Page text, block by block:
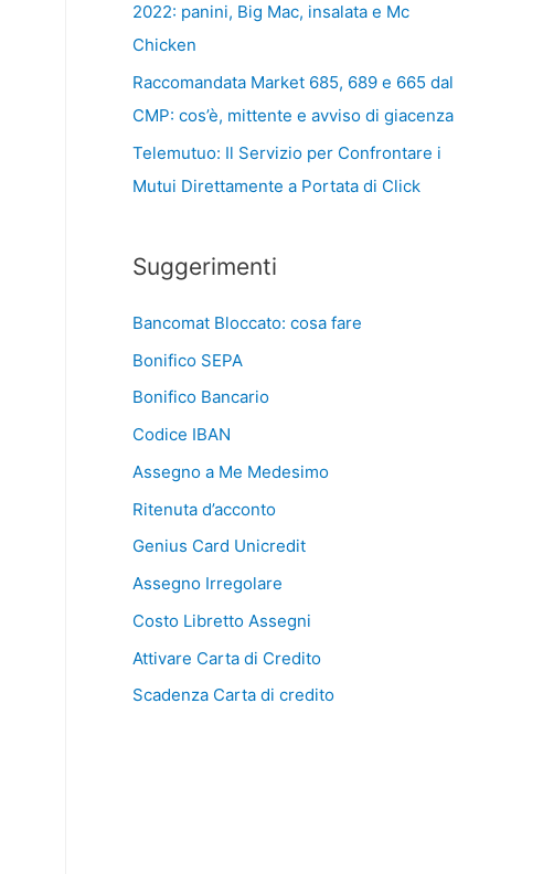
2022: panini, Big Mac, insalata e Mc
Chicken
Raccomandata Market 685, 689 e 665 dal
CMP: cos’è, mittente e avviso di giacenza
Telemutuo: Il Servizio per Confrontare i
Mutui Direttamente a Portata di Click
Suggerimenti
Bancomat Bloccato: cosa fare
Bonifico SEPA
Bonifico Bancario
Codice IBAN
Assegno a Me Medesimo
Ritenuta d’acconto
Genius Card Unicredit
Assegno Irregolare
Costo Libretto Assegni
Attivare Carta di Credito
Scadenza Carta di credito